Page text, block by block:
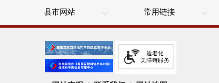
县市网站 常用链接